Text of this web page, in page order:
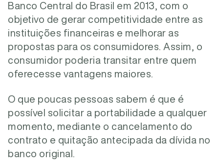
Banco Central do Brasil em 2013, com o
objetivo de gerar competitividade entre as
instituições financeiras e melhorar as
propostas para os consumidores. Assim, o
consumidor poderia transitar entre quem
oferecesse vantagens maiores.
O que poucas pessoas sabem é que é
possível solicitar a portabilidade a qualquer
momento, mediante o cancelamento do
contrato e quitação antecipada da dívida no
banco original.